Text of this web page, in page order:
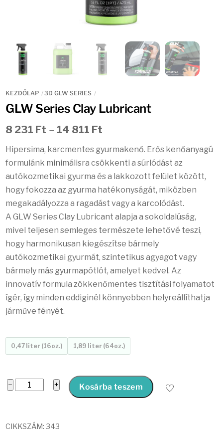
KEZDŐLAP 3D GLW SERIES
GLW Series Clay Lubricant
8 231 Ft – 14 811 Ft
231 Ft
-
14
811 Ft
Hipersima, karcmentes gyurmakenő. Erős kenőanyagú
formulánk minimálisra csökkenti a súrlódást az
autókozmetikai gyurma és a lakkozott felület között,
hogy fokozza az gyurma hatékonyságát, miközben
megakadályozza a ragadást vagy a karcolódást.
A GLW Series Clay Lubricant alapja a sokoldalúság,
mivel teljesen semleges természete lehetővé teszi,
hogy harmonikusan kiegészítse bármely
autókozmetikai gyurmát, szintetikus agyagot vagy
bármely más gyurmapótlót, amelyet kedvel. Az
innovatív formula zökkenőmentes tisztítási folyamatot
ígér, így minden eddiginél könnyebben helyreállíthatja
járműve fényét.
0,47 liter (16oz.) 1,89 liter (64oz.)
−
GLW
Lubricant
+ Kosárba teszem
CIKKSZÁM:343